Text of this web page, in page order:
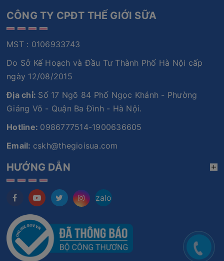
CÔNG TY CPĐT THẾ GIỚI SỮA
MST : 0106933743
Do Sở Kế Hoạch và Đầu Tư Thành Phố Hà Nội cấp
ngày 12/08/2015
Địa chỉ: Số 17 Ngõ 84 Phố Ngọc Khánh - Phường
Giảng Võ - Quận Ba Đình - Hà Nội.
Hotline: 0986777514-1900636605
Email: cskh@thegioisua.com
HƯỚNG DẪN
zalo